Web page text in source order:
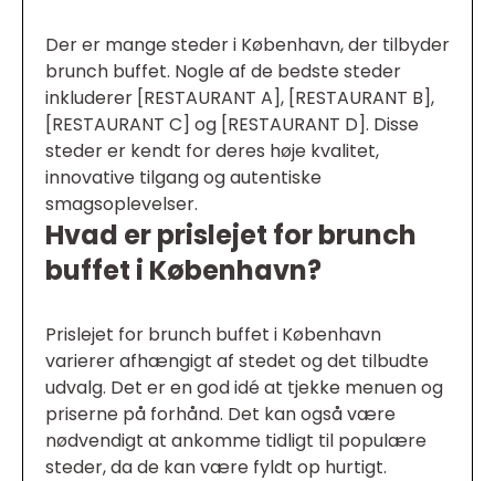
Der er mange steder i København, der tilbyder
brunch buffet. Nogle af de bedste steder
inkluderer [RESTAURANT A], [RESTAURANT B],
[RESTAURANT C] og [RESTAURANT D]. Disse
steder er kendt for deres høje kvalitet,
innovative tilgang og autentiske
smagsoplevelser.
Hvad er prislejet for brunch
buffet i København?
Prislejet for brunch buffet i København
varierer afhængigt af stedet og det tilbudte
udvalg. Det er en god idé at tjekke menuen og
priserne på forhånd. Det kan også være
nødvendigt at ankomme tidligt til populære
steder, da de kan være fyldt op hurtigt.